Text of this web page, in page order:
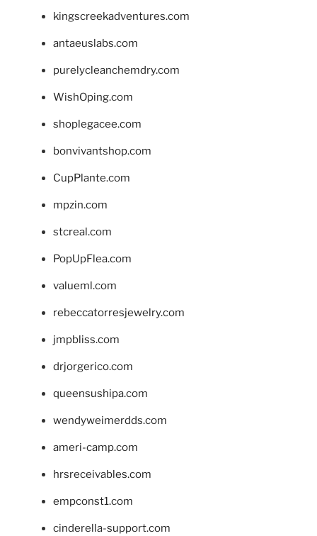
kingscreekadventures.com
antaeuslabs.com
purelycleanchemdry.com
WishOping.com
shoplegacee.com
bonvivantshop.com
CupPlante.com
mpzin.com
stcreal.com
PopUpFlea.com
valueml.com
rebeccatorresjewelry.com
jmpbliss.com
drjorgerico.com
queensushipa.com
wendyweimerdds.com
ameri-camp.com
hrsreceivables.com
empconst1.com
cinderella-support.com